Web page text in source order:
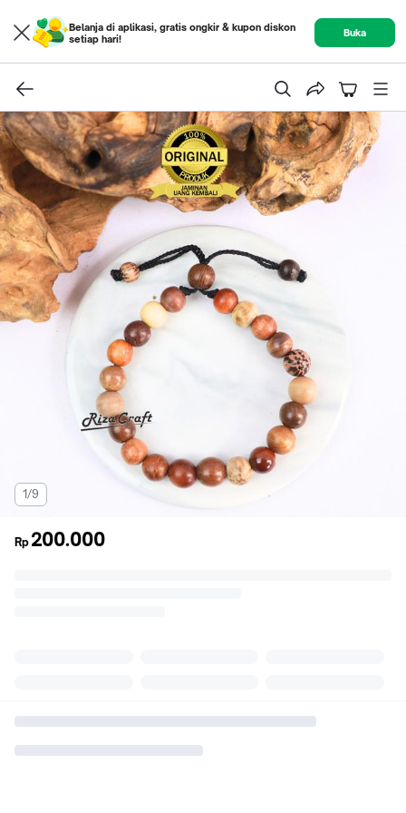
Belanja di aplikasi, gratis ongkir & kupon diskon
setiap hari!
Buka
1/9
Rp 200.000